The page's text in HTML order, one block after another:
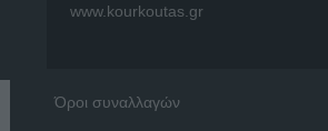
www.kourkoutas.gr
Όροι συναλλαγών